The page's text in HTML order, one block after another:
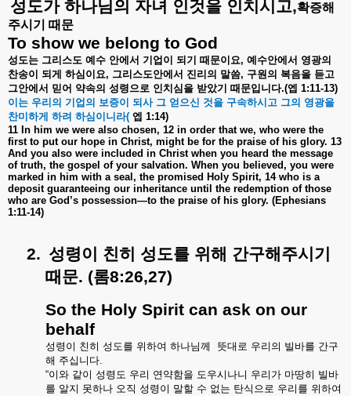
성도가 하나님의 자녀 인것을 인치시고,확증해
주시기 때문
To show we belong to God
성도는 그리스도 예수 안에서 기업이 되기 때문이요, 예수안에서 영광의
찬송이
되게 하심이요, 그리스도안에서 진리의 말씀, 구원의 복음을 듣고
그안에서 믿어 약속의 성령으로 인치심을 받았기 때문입니다.(엡 1:11-13)
이는 우리의 기업의 보증이 되사 그 얻으신 것을 구속하시고 그의 영광을
찬미하게 하려 하심이니라( 엡 1:14)
11 In him we were also chosen, 12 in order that we, who were the
first to put our hope in Christ, might be for the praise of his glory. 13
And you also were included in Christ when you heard the message
of truth, the gospel of your salvation. When you believed, you were
marked in him with a seal, the promised Holy Spirit, 14 who is a
deposit guaranteeing our inheritance until the redemption of those
who are God’s possession—to the praise of his glory. (Ephesians
1:11-14)
2. 성령이 친히 성도를 위해 간구해주시기
때문. (롬8:26,27)
So the Holy Spirit can ask on our
behalf
성령이 친히 성도를 위하여 하나님께 뜻대로 우리의 빌바를 간구
해 주십니다.
“이와 같이 성령도 우리 연약함을 도우시나니 우리가 마땅히 빌바
를 알지 못하나 오직 성령이 말할 수 없는 탄식으로 우리를 위하여